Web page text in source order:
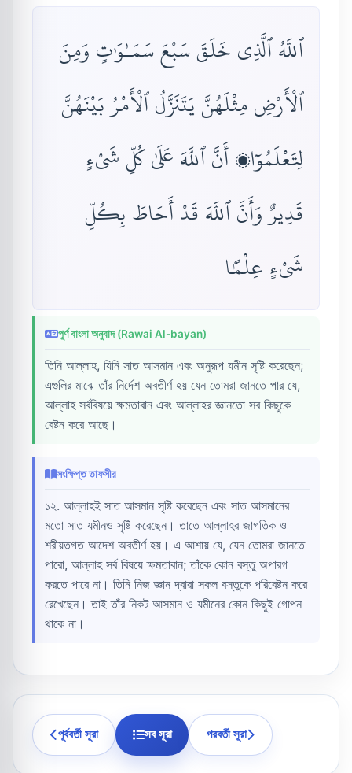
ٱللَّهُ ٱلَّذِى خَلَقَ سَبْعَ سَمَـٰوَٰتٍ وَمِنَ
ٱلْأَرْضِ مِثْلَهُنَّ يَتَنَزَّلُ ٱلْأَمْرُ بَيْنَهُنَّ
لِتَعْلَمُوٓا۟ أَنَّ ٱللَّهَ عَلَىٰ كُلِّ شَىْءٍ
قَدِيرٌ وَأَنَّ ٱللَّهَ قَدْ أَحَاطَ بِكُلِّ
شَىْءٍ عِلْمًۢا
পূর্ণ বাংলা অনুবাদ (Rawai Al-bayan)
তিনি আল্লাহ, যিনি সাত আসমান এবং অনুরূপ যমীন সৃষ্টি করেছেন;
এগুলির মাঝে তাঁর নির্দেশ অবতীর্ণ হয় যেন তোমরা জানতে পার যে,
আল্লাহ সর্ববিষয়ে ক্ষমতাবান এবং আল্লাহর জ্ঞানতো সব কিছুকে
বেষ্টন করে আছে।
সংক্ষিপ্ত তাফসীর
১২. আল্লাহই সাত আসমান সৃষ্টি করেছেন এবং সাত আসমানের
মতো সাত যমীনও সৃষ্টি করেছেন। তাতে আল্লাহর জাগতিক ও
শরীয়তগত আদেশ অবতীর্ণ হয়। এ আশায় যে, যেন তোমরা জানতে
পারো, আল্লাহ সর্ব বিষয়ে ক্ষমতাবান; তাঁকে কোন বস্তু অপারগ
করতে পারে না। তিনি নিজ জ্ঞান দ্বারা সকল বস্তুকে পরিবেষ্টন করে
রেখেছেন। তাই তাঁর নিকট আসমান ও যমীনের কোন কিছুই গোপন
থাকে না।
পূর্ববর্তী সূরা সব সূরা পরবর্তী সূরা